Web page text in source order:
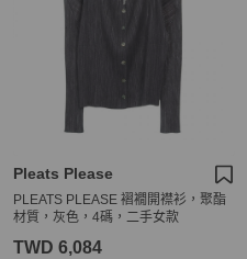
Pleats Please
PLEATS PLEASE 褶襉開襟衫，聚酯
材質，灰色，4碼，二手女款
TWD 6,084